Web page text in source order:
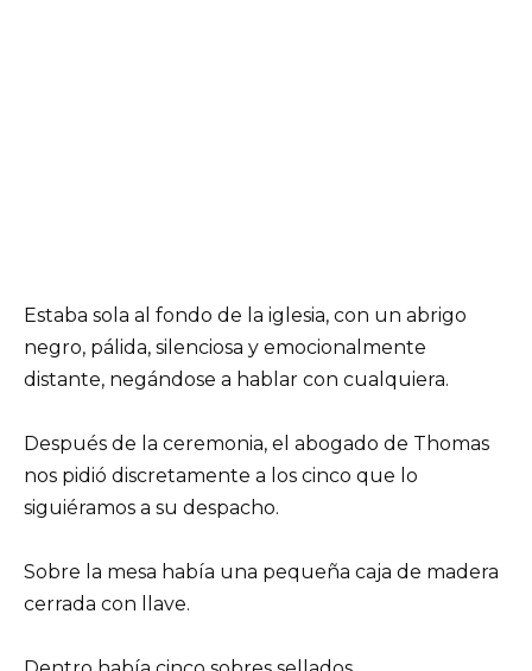
Estaba sola al fondo de la iglesia, con un abrigo
negro, pálida, silenciosa y emocionalmente
distante, negándose a hablar con cualquiera.
Después de la ceremonia, el abogado de Thomas
nos pidió discretamente a los cinco que lo
siguiéramos a su despacho.
Sobre la mesa había una pequeña caja de madera
cerrada con llave.